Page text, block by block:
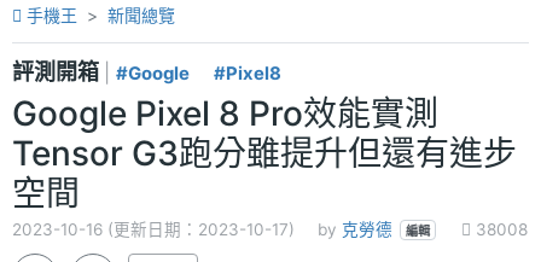
手機王 新聞總覽
評測開箱 #Google #Pixel8
Google Pixel 8 Pro效能實測
Tensor G3跑分雖提升但還有進步
空間
2023-10-16 (更新日期：2023-10-17) by 克勞德 編輯 38008